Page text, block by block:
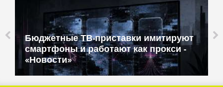
Бюджетные ТВ-приставки имитируют
смартфоны и работают как прокси -
«Новости»